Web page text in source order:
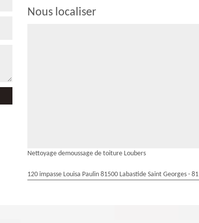
Nous localiser
Nettoyage demoussage de toiture Loubers
120 impasse Louisa Paulin 81500 Labastide Saint Georges -